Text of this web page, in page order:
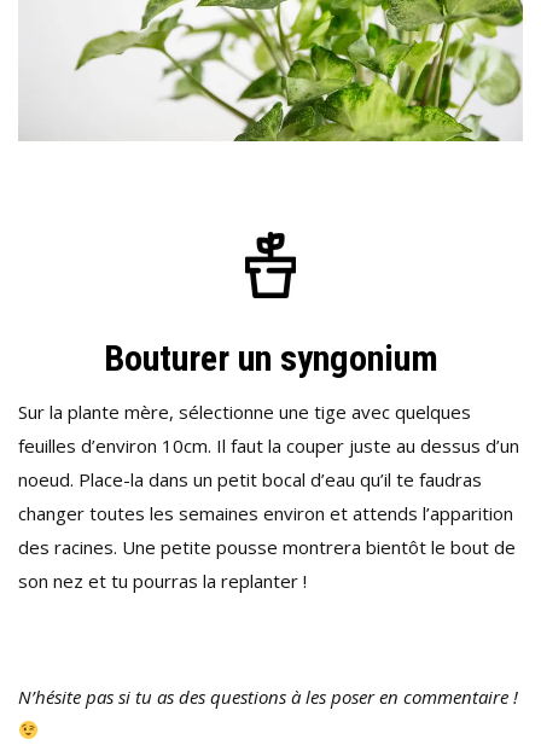
Bouturer un syngonium
Sur la plante mère, sélectionne une tige avec quelques
feuilles d’environ 10cm. Il faut la couper juste au dessus d’un
noeud. Place-la dans un petit bocal d’eau qu’il te faudras
changer toutes les semaines environ et attends l’apparition
des racines. Une petite pousse montrera bientôt le bout de
son nez et tu pourras la replanter !
N’hésite pas si tu as des questions à les poser en commentaire !